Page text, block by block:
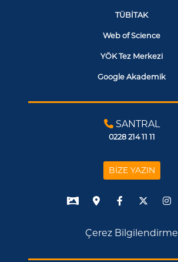
TÜBİTAK
Web of Science
YÖK Tez Merkezi
Google Akademik
SANTRAL
0228 214 11 11
BİZE YAZIN
Çerez Bilgilendirme